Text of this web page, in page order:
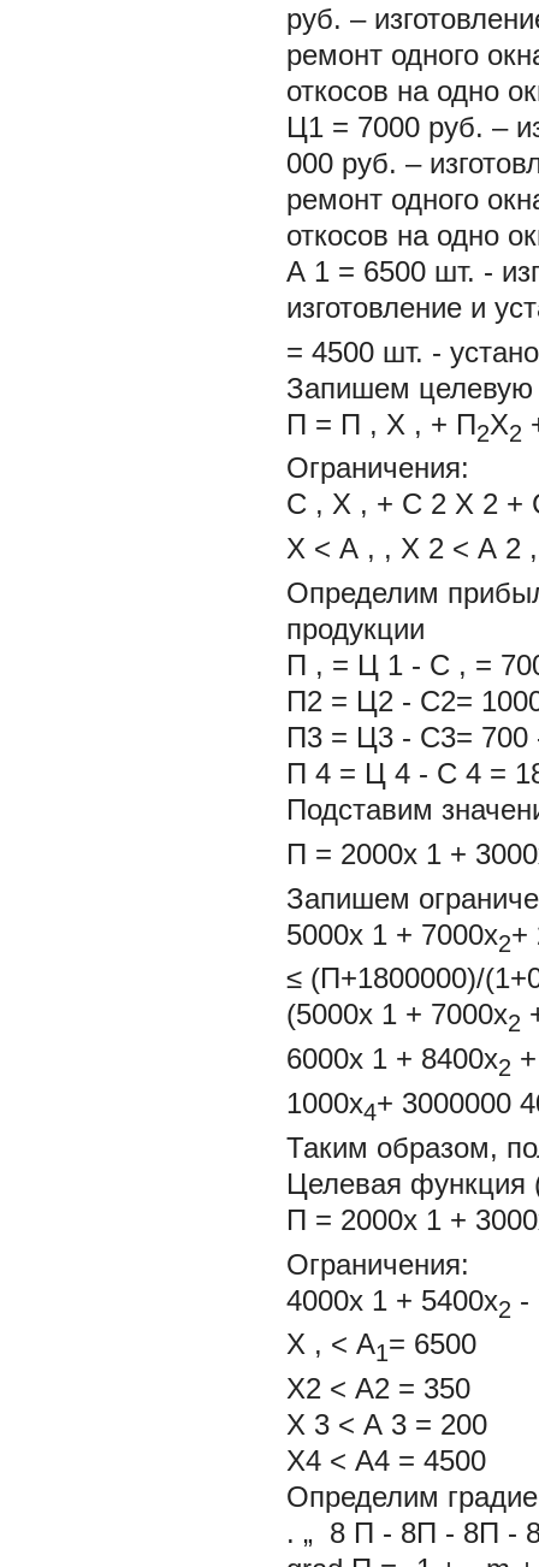
руб. –
ремонт одного
откосов на одно
Ц1 = 7000 руб. –
000 руб. –
ремонт одного
откосов на одно
А 1 = 6500 шт. -
изготовление и
= 4500 шт. -
Запишем целевую
П = П , Х , + П2Х2
Ограничения:
С , Х , + С 2 Х 2 +
Х < А , , Х 2 < А 2
Определим
продукции
П , = Ц 1 - С , =
П2 = Ц2 - С2=
П3 = Ц3 - С3= 700
П 4 = Ц 4 - С 4 =
Подставим
П = 2000х 1 +
Запишем
5000х 1 + 7000х2+
≤ (П+1800000)/
(5000х 1 + 7000х2
6000х 1 + 8400х2
1000х4+ 3000000
Таким образом,
Целевая функция
П = 2000х 1 +
Ограничения:
4000х 1 + 5400х2 -
Х , < А1= 6500
Х2 < А2 = 350
Х 3 < А 3 = 200
Х4 < А4 = 4500
Определим
. „ 8 П - 8П - 8П -